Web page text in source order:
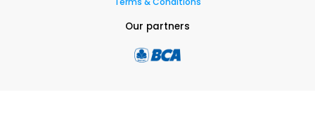
Our partners